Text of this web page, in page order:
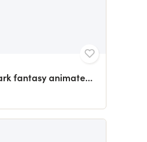
Charognes - Dark fantasy animated shortfilm